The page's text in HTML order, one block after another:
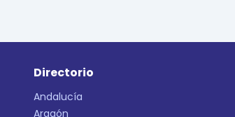
Directorio
Andalucía
Aragón